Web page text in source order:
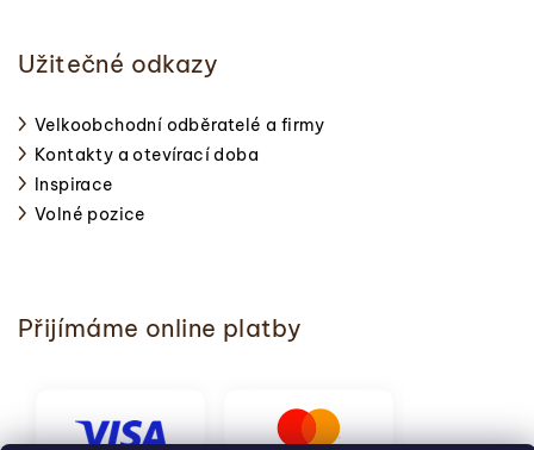
Užitečné odkazy
Velkoobchodní odběratelé a firmy
Kontakty a otevírací doba
Inspirace
Volné pozice
Přijímáme online platby